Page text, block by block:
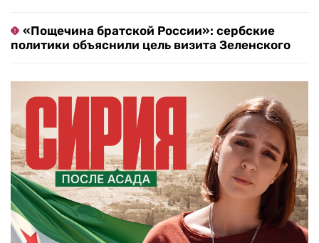
«Пощечина братской России»: сербские
политики объяснили цель визита Зеленского